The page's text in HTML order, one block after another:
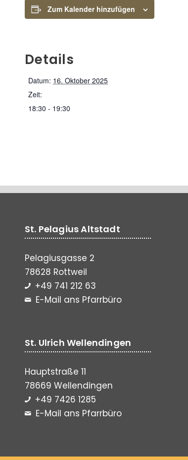
Zum Kalender hinzufügen
Details
Datum: 16. Oktober 2025
Zeit:
18:30 - 19:30
St. Pelagius Altstadt
Pelagiusgasse 2
78628 Rottweil
+49 741 212 63
E-Mail ans Pfarrbüro
St. Ulrich Wellendingen
Hauptstraße 11
78669 Wellendingen
+49 7426 1285
E-Mail ans Pfarrbüro